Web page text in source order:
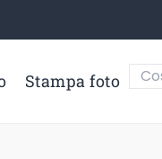
Stampa foto